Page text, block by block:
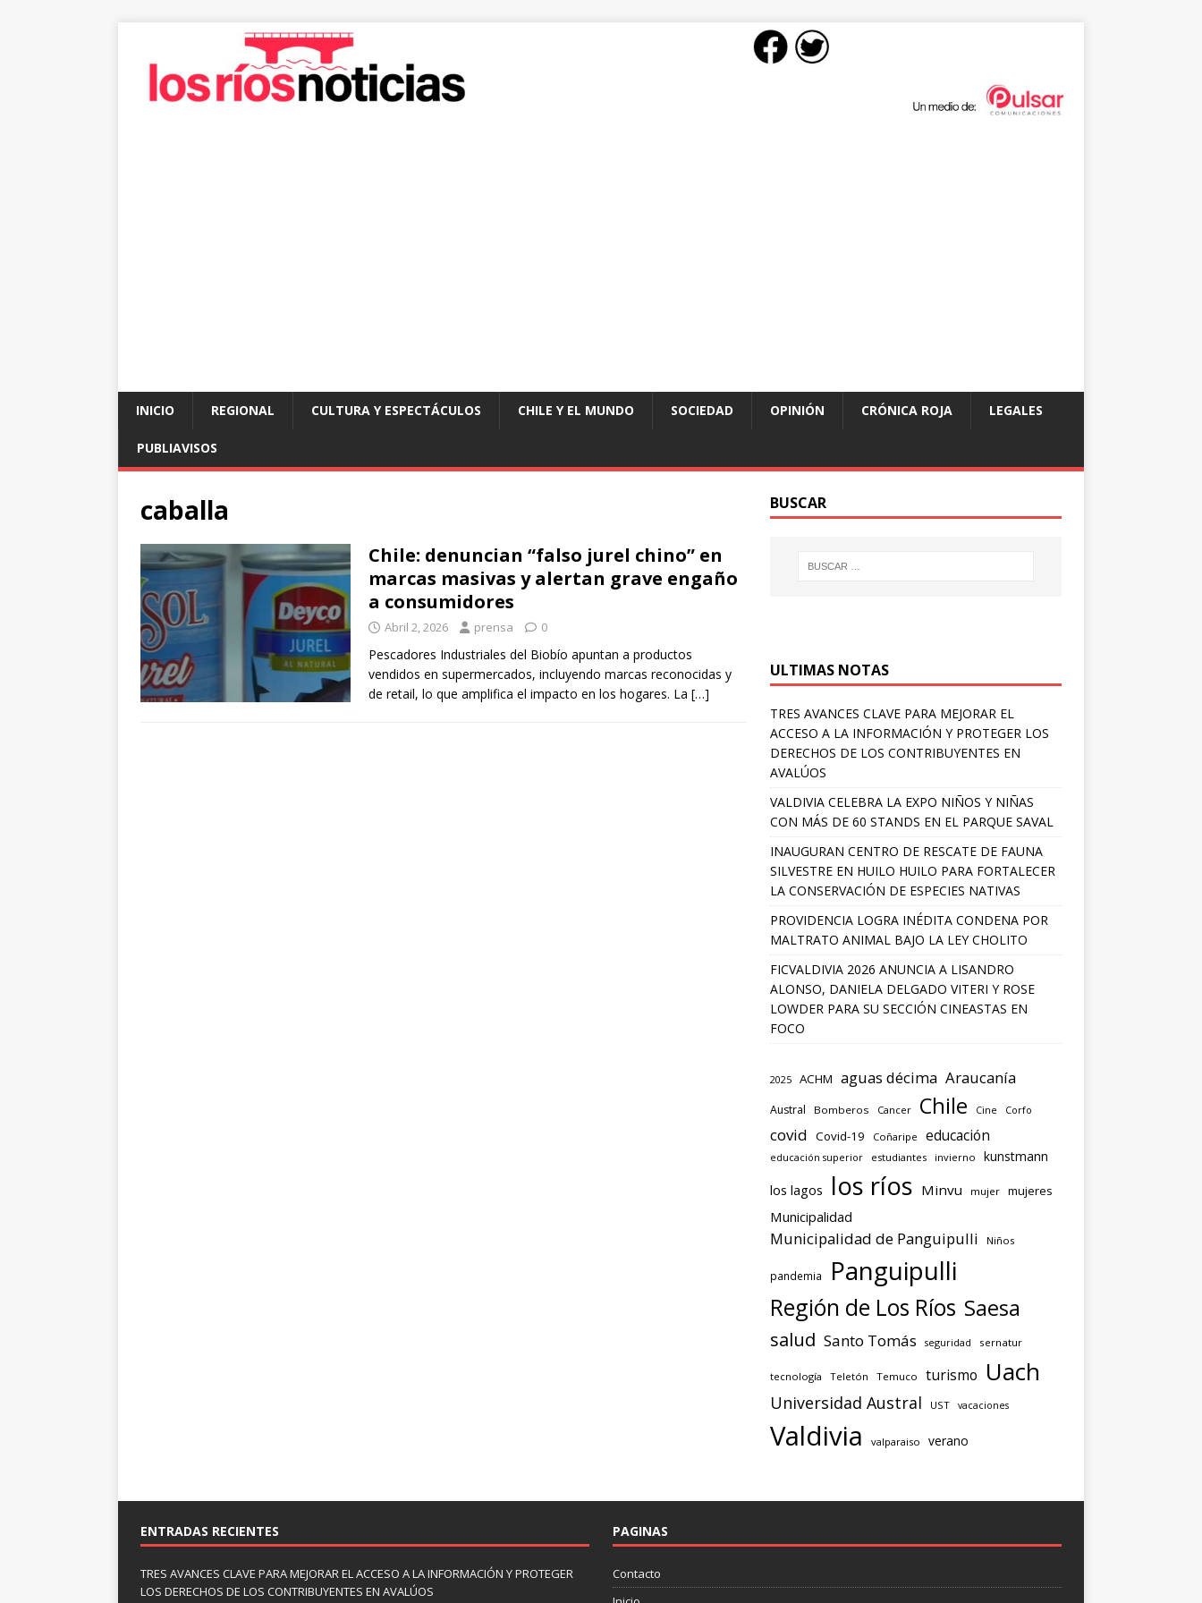
INICIO REGIONAL CULTURA Y ESPECTÁCULOS CHILE Y EL MUNDO SOCIEDAD OPINIÓN CRÓNICA ROJA LEGALES
PUBLIAVISOS
caballa
Chile: denuncian “falso jurel chino” en
marcas masivas y alertan grave engaño
a consumidores
Abril 2, 2026 prensa 0
Pescadores Industriales del Biobío apuntan a productos
vendidos en supermercados, incluyendo marcas reconocidas y
de retail, lo que amplifica el impacto en los hogares. La […]
BUSCAR
ULTIMAS NOTAS
TRES AVANCES CLAVE PARA MEJORAR EL
ACCESO A LA INFORMACIÓN Y PROTEGER LOS
DERECHOS DE LOS CONTRIBUYENTES EN
AVALÚOS
VALDIVIA CELEBRA LA EXPO NIÑOS Y NIÑAS
CON MÁS DE 60 STANDS EN EL PARQUE SAVAL
INAUGURAN CENTRO DE RESCATE DE FAUNA
SILVESTRE EN HUILO HUILO PARA FORTALECER
LA CONSERVACIÓN DE ESPECIES NATIVAS
PROVIDENCIA LOGRA INÉDITA CONDENA POR
MALTRATO ANIMAL BAJO LA LEY CHOLITO
FICVALDIVIA 2026 ANUNCIA A LISANDRO
ALONSO, DANIELA DELGADO VITERI Y ROSE
LOWDER PARA SU SECCIÓN CINEASTAS EN
FOCO
2025 ACHM aguas décima Araucanía
Austral Bomberos Cancer Chile Cine Corfo
covid Covid-19 Coñaripe educación
educación superior estudiantes invierno kunstmann
los lagos los ríos Minvu mujer mujeres
Municipalidad
Municipalidad de Panguipulli Niños
pandemia Panguipulli
Región de Los Ríos Saesa
salud Santo Tomás seguridad sernatur
tecnología Teletón Temuco turismo Uach
Universidad Austral UST vacaciones
Valdivia valparaiso verano
ENTRADAS RECIENTES
TRES AVANCES CLAVE PARA MEJORAR EL ACCESO A LA INFORMACIÓN Y PROTEGER
LOS DERECHOS DE LOS CONTRIBUYENTES EN AVALÚOS
PAGINAS
Contacto